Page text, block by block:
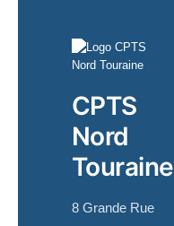
CPTS
Nord
Touraine
8 Grande Rue